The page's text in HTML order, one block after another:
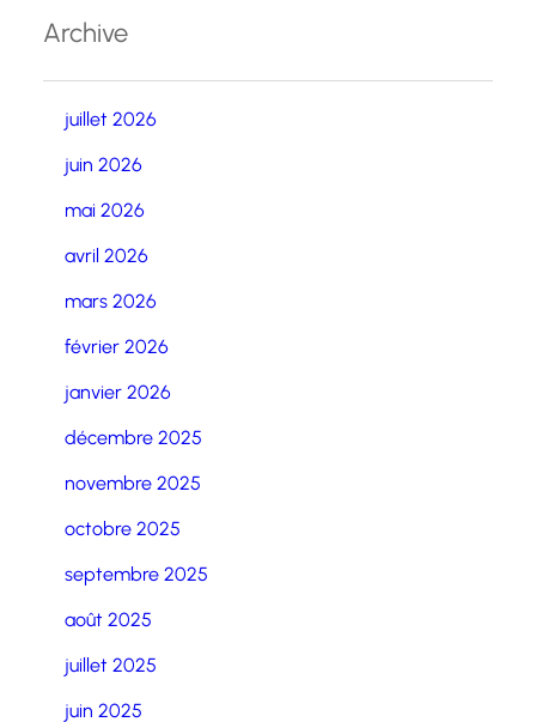
Archive
juillet 2026
juin 2026
mai 2026
avril 2026
mars 2026
février 2026
janvier 2026
décembre 2025
novembre 2025
octobre 2025
septembre 2025
août 2025
juillet 2025
juin 2025